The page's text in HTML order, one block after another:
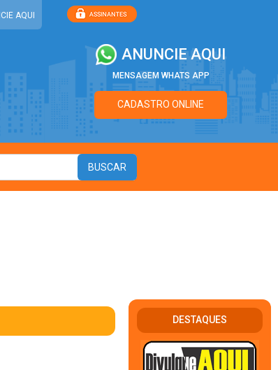
AQUI
ANUNCIE AQUI
MENSAGEM WHATS APP
CADASTRO ONLINE
DESTAQUES